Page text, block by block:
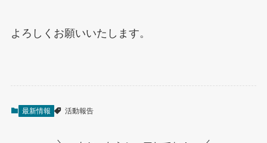
よろしくお願いいたします。
最新情報 活動報告